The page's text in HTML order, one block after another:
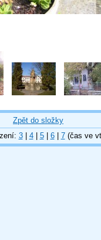
Zpět do složky
3| 4| 5| 6| 7(čas ve